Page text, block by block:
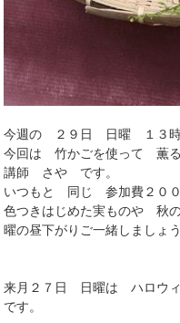
今週の ２９日 日曜 １３
今回は 竹かごを使って 薫
講師 さや です。
いつもと 同じ 参加費２０
色つきはじめた実ものや 秋
曜の昼下がりご一緒しましょ
来月２７日 日曜は ハロウ
です。